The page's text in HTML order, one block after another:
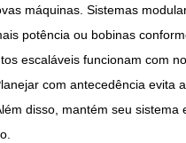
máquinas. Sistemas
potência ou bobinas
escaláveis funcionam com
com antecedência evita
disso, mantém seu sistema